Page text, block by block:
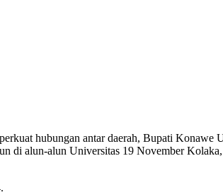
hubungan antar daerah, Bupati
di alun-alun Universitas 19 November